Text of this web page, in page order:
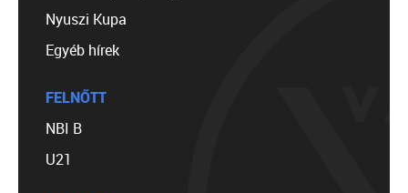
Nyuszi Kupa
Egyéb hírek
FELNŐTT
NBI B
U21